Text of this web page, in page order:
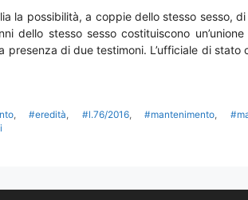
la possibilità, a coppie dello stesso sesso,
dello stesso sesso costituiscono
presenza di due testimoni. L’ufficiale di
,#eredità, #l.76/2016,#mantenimento,